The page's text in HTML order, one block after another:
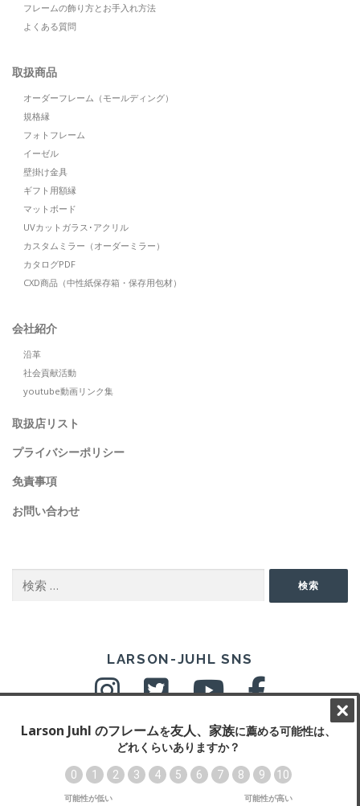
フレームの飾り方とお手入れ方法
よくある質問
取扱商品
オーダーフレーム（モールディング）
規格縁
フォトフレーム
イーゼル
壁掛け金具
ギフト用額縁
マットボード
UVカットガラス･アクリル
カスタムミラー（オーダーミラー）
カタログPDF
CXD商品（中性紙保存箱・保存用包材）
会社紹介
沿革
社会貢献活動
youtube動画リンク集
取扱店リスト
プライバシーポリシー
免責事項
お問い合わせ
索:
検索
LARSON-JUHL SNS
Copyright © 2026 ラーソン・ジュール・ニッポン株式会社